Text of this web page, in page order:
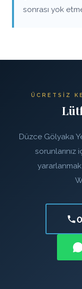
sonrası yok
ÜCRETSIZ
Düzce Gölyaka
sorunlarınız